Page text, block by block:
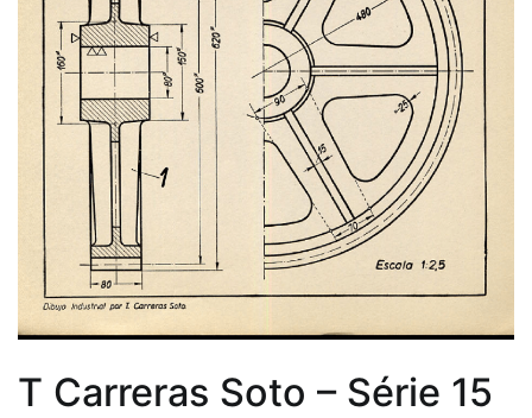
T Carreras Soto – Série 15